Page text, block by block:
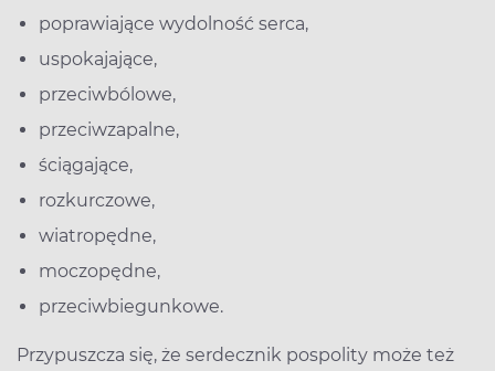
poprawiające wydolność serca,
uspokajające,
przeciwbólowe,
przeciwzapalne,
ściągające,
rozkurczowe,
wiatropędne,
moczopędne,
przeciwbiegunkowe.
Przypuszcza się, że serdecznik pospolity może też